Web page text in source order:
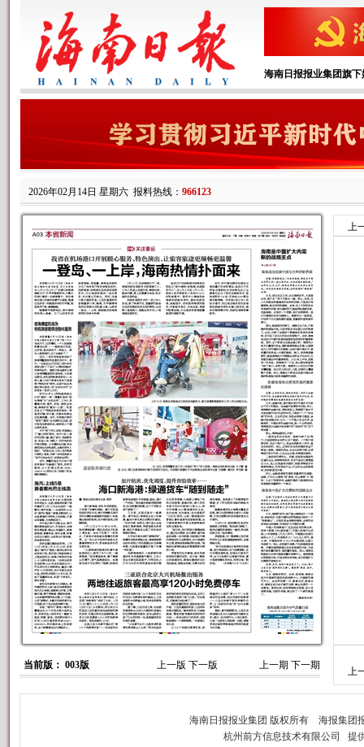
海南日报报业集团旗下
2026年02月14日 星期六 报料热线： 966123
当前版： 003版 上一版 下一版 上一期 下一期
上
上